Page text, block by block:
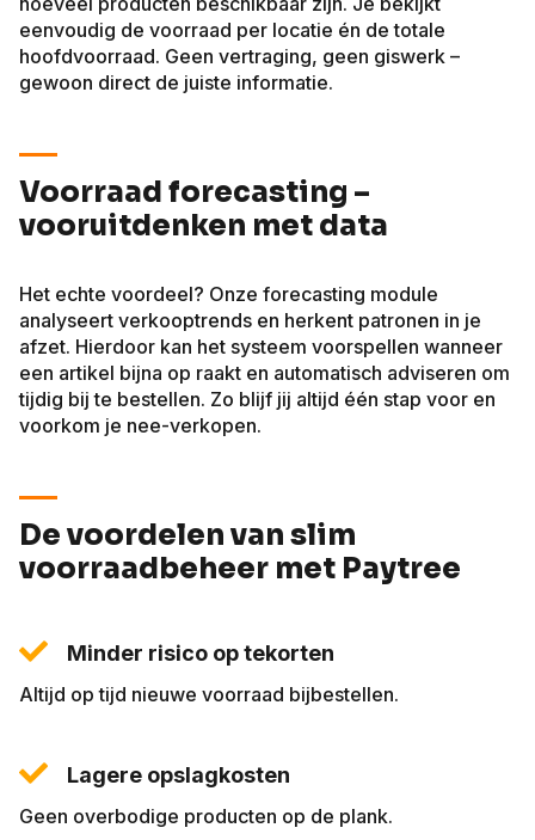
eenvoudig de voorraad per locatie én de totale
hoofdvoorraad. Geen vertraging, geen giswerk –
gewoon direct de juiste informatie.
Voorraad forecasting –
vooruitdenken met data
Het echte voordeel? Onze forecasting module
analyseert verkooptrends en herkent patronen in je
afzet. Hierdoor kan het systeem voorspellen wanneer
een artikel bijna op raakt en automatisch adviseren om
tijdig bij te bestellen. Zo blijf jij altijd één stap voor en
voorkom je nee-verkopen.
De voordelen van slim
voorraadbeheer met Paytree
Minder risico op tekorten
Altijd op tijd nieuwe voorraad bijbestellen.
Lagere opslagkosten
Geen overbodige producten op de plank.